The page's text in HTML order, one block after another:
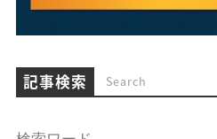
記事検索 Search